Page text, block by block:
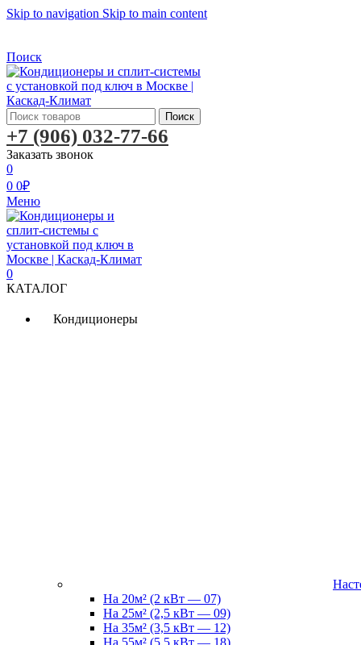
Skip to navigation Skip to main content
Поиск
Поиск
+7 (906) 032-77-66
Заказать звонок
0
0 0₽
Меню
0
КАТАЛОГ
Кондиционеры
На 20м² (2 кВт — 07)
На 25м² (2,5 кВт — 09)
На 35м² (3,5 кВт — 12)
На 55м² (5,5 кВт — 18)